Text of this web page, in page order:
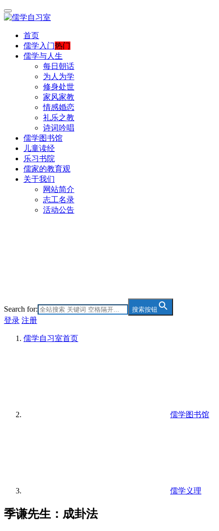
首页
儒学入门热门
儒学与人生
每日朝话
为人为学
修身处世
家风家教
情感婚恋
礼乐之教
诗词吟唱
儒学图书馆
儿童读经
乐习书院
儒家的教育观
关于我们
网站简介
志工名录
活动公告
Search for: 搜索按钮
登录 注册
儒学自习室首页
儒学图书馆
儒学义理
季谦先生：成卦法